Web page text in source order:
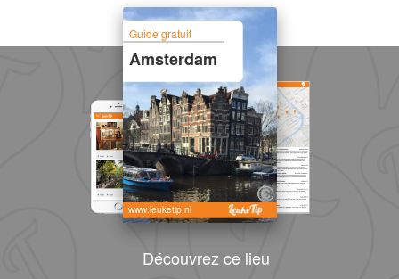
Guide gratuit
Amsterdam
www.leuketip.nl
Découvrez ce lieu